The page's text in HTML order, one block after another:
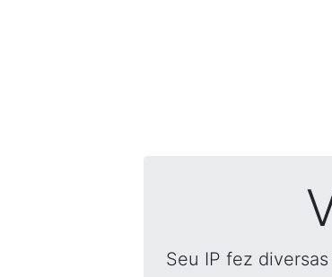
Seu IP fez